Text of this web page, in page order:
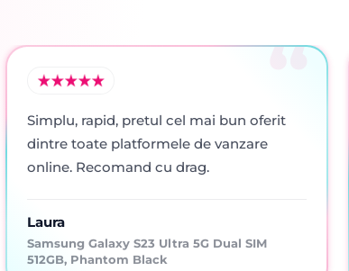
Simplu, rapid, pretul cel mai bun oferit
dintre toate platformele de vanzare
online. Recomand cu drag.
Laura
Samsung Galaxy S23 Ultra 5G Dual SIM
512GB, Phantom Black